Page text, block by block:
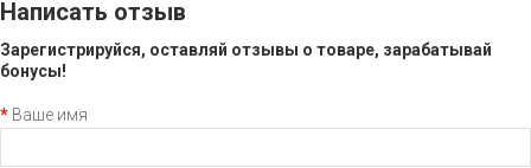
Написать отзыв
Зарегистрируйся, оставляй отзывы о товаре, зарабатывай
бонусы!
Ваше имя